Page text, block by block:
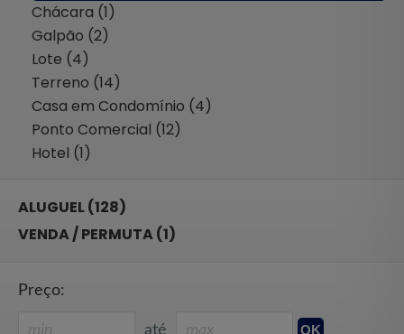
Chácara (1)
Galpão (2)
Lote (4)
Terreno (14)
Casa em Condomínio (4)
Ponto Comercial (12)
Hotel (1)
ALUGUEL (128)
VENDA / PERMUTA (1)
Preço:
até